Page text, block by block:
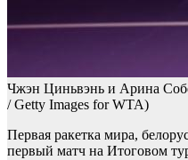
Чжэн Циньвэнь и Арина
/ Getty Images for WTA)
Первая ракетка мира,
первый матч на Итоговом